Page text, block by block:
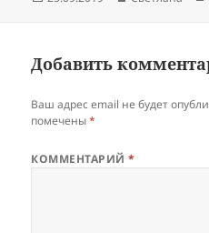
Добавить
Ваш адрес email не будет
помечены*
КОММЕНТАРИЙ*